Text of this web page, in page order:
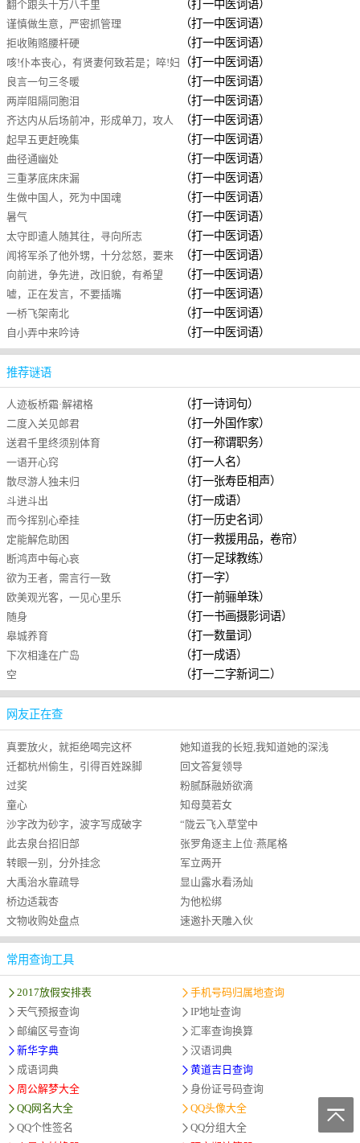
芝麻小令巴升迁
翻个跟头十万八千里 （打一中医词语）
谨慎做生意，严密抓管理 （打一中医词语）
拒收贿赂腰杆硬 （打一中医词语）
咳!仆本丧心，有贤妻何致若是；啐!妇
虽长舌，非老贼不到今朝
（打一中医词语）
良言一句三冬暖 （打一中医词语）
两岸阻隔同胞泪 （打一中医词语）
齐达内从后场前冲，形成单刀，攻人
一球
（打一中医词语）
起早五更赶晚集 （打一中医词语）
曲径通幽处 （打一中医词语）
三重茅底床床漏 （打一中医词语）
生做中国人，死为中国魂 （打一中医词语）
暑气 （打一中医词语）
太守即遣人随其往，寻向所志 （打一中医词语）
闻将军杀了他外甥，十分忿怒，要来
河北与将军交战
（打一中医词语）
向前进，争先进，改旧貌，有希望 （打一中医词语）
嘘，正在发言，不要插嘴 （打一中医词语）
一桥飞架南北 （打一中医词语）
自小弄中来吟诗 （打一中医词语）
推荐谜语
人迹板桥霜·解裙格 （打一诗词句）
二度入关见郎君 （打一外国作家）
送君千里终须别体育 （打一称谓职务）
一语开心窍 （打一人名）
散尽游人独未归 （打一张寿臣相声）
斗进斗出 （打一成语）
而今挥别心牵挂 （打一历史名词）
定能解危助困 （打一救援用品，卷帘）
断鸿声中每心哀 （打一足球教练）
欲为王者，需言行一致 （打一字）
欧美观光客，一见心里乐 （打一前骊单珠）
随身 （打一书画摄影词语）
皋城养育 （打一数量词）
下次相逢在广岛 （打一成语）
空 （打一二字新词二）
网友正在查
真要放火，就拒绝喝完这杯
她知道我的长短,我知道她的深浅
迁都杭州偷生，引得百姓跺脚
回文答复领导
过奖
粉腻酥融娇欲滴
童心
知母莫若女
沙字改为砂字，波字写成破字
“陇云飞入草堂中
此去泉台招旧部
张罗角逐主上位·燕尾格
转眼一别，分外挂念
军立两开
大禹治水靠疏导
显山露水看汤灿
桥边适栽杏
为他松绑
文物收购处盘点
速邀扑天雕入伙
常用查询工具
2017放假安排表
手机号码归属地查询
天气预报查询
IP地址查询
邮编区号查询
汇率查询换算
新华字典
汉语词典
成语词典
黄道吉日查询
周公解梦大全
身份证号码查询
QQ网名大全
QQ头像大全
QQ个性签名
QQ分组大全